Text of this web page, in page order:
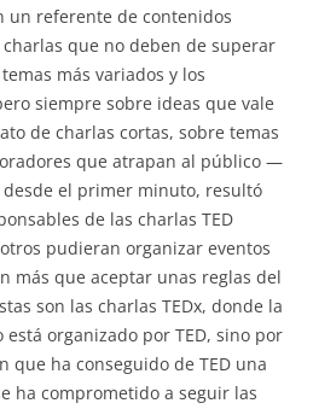
un referente de contenidos
que no deben de superar
más variados y los
siempre sobre ideas que vale
de charlas cortas, sobre temas
que atrapan al público —
el primer minuto, resultó
de las charlas TED
pudieran organizar eventos
más que aceptar unas reglas del
son las charlas TEDx, donde la
organizado por TED, sino por
que ha conseguido de TED una
ha comprometido a seguir las